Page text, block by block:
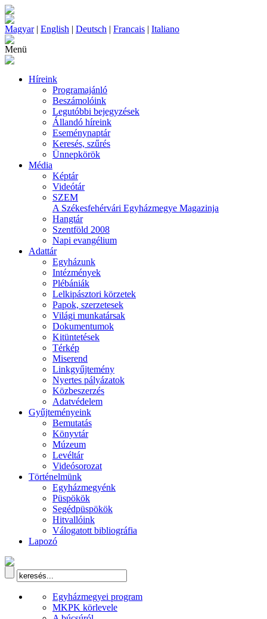
Magyar| English | Deutsch | Francais | Italiano
Menü
Híreink
Programajánló
Beszámolóink
Legutóbbi bejegyzések
Állandó híreink
Eseménynaptár
Keresés, szűrés
Ünnepkörök
Média
Képtár
Videótár
SZEM
A Székesfehérvári Egyházmegye Magazinja
Hangtár
Szentföld 2008
Napi evangélium
Adattár
Egyházunk
Intézmények
Plébániák
Lelkipásztori körzetek
Papok, szerzetesek
Világi munkatársak
Dokumentumok
Kitüntetések
Térkép
Miserend
Linkgyűjtemény
Nyertes pályázatok
Közbeszerzés
Adatvédelem
Gyűjteményeink
Bemutatás
Könyvtár
Múzeum
Levéltár
Videósorozat
Történelmünk
Egyházmegyénk
Püspökök
Segédpüspökök
Hitvallóink
Válogatott bibliográfia
Lapozó
Egyházmegyei program
MKPK körlevele